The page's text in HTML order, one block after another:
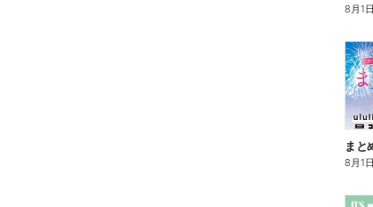
8月1日
まと
8月1日